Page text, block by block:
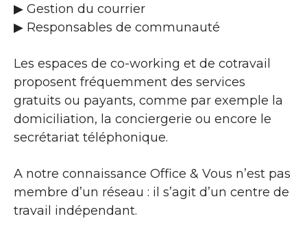
▶​ Gestion du courrier
▶​ Responsables de communauté
Les espaces de co-working et de cotravail
proposent fréquemment des services
gratuits ou payants, comme par exemple la
domiciliation, la conciergerie ou encore le
secrétariat téléphonique.
A notre connaissance Office & Vous n’est pas
membre d’un réseau : il s’agit d’un centre de
travail indépendant.